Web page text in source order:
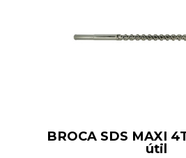
BROCA SDS MAXI
útil